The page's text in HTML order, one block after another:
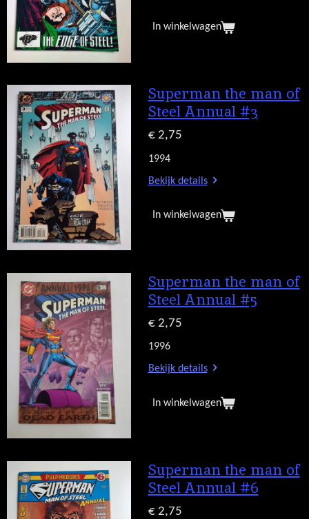
In winkelwagen
Superman the man of
Steel Annual #3
€ 2,75
1994
Bekijk details
In winkelwagen
Superman the man of
Steel Annual #5
€ 2,75
1996
Bekijk details
In winkelwagen
Superman the man of
Steel Annual #6
€ 2,75